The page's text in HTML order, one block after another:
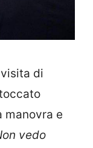
di
manovra e
vedo